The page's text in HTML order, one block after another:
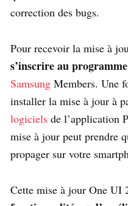
correction des bugs.
Pour recevoir la mise à
s’inscrire au
Samsung Members. Une
installer la mise à jour à
logiciels de l’application
mise à jour peut prendre
propager sur votre
Cette mise à jour One UI